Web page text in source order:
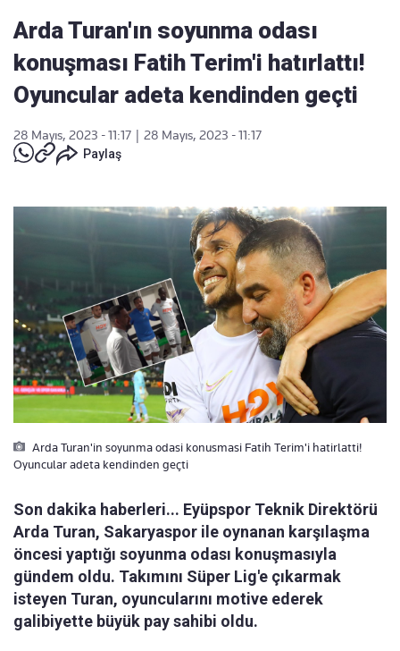
Arda Turan'ın soyunma odası
konuşması Fatih Terim'i hatırlattı!
Oyuncular adeta kendinden geçti
28 Mayıs, 2023 - 11:17
28 Mayıs, 2023 - 11:17
Paylaş
Arda Turan'in soyunma odasi konusmasi Fatih Terim'i hatirlatti!
Oyuncular adeta kendinden geçti
Son dakika haberleri... Eyüpspor Teknik Direktörü
Arda Turan, Sakaryaspor ile oynanan karşılaşma
öncesi yaptığı soyunma odası konuşmasıyla
gündem oldu. Takımını Süper Lig'e çıkarmak
isteyen Turan, oyuncularını motive ederek
galibiyette büyük pay sahibi oldu.